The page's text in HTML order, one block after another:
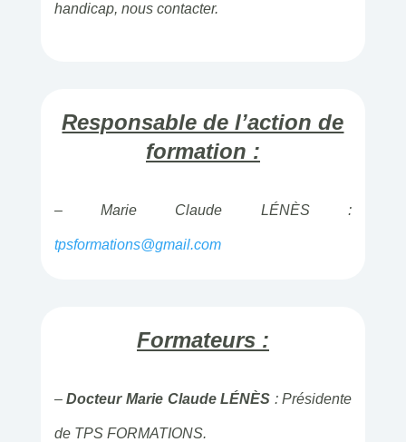
handicap, nous contacter.
Responsable de l’action de
formation :
– Marie Claude LÉNÈS :
tpsformations@gmail.com
Formateurs :
–Docteur Marie Claude LÉNÈS : Présidente
de TPS FORMATIONS.